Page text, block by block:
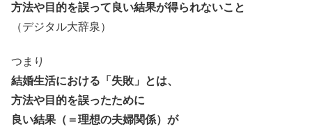
方法や目的を誤って良い結果が得られないこと
（デジタル大辞泉）
つまり
結婚生活における「失敗」とは、
方法や目的を誤ったために
良い結果（＝理想の夫婦関係）が